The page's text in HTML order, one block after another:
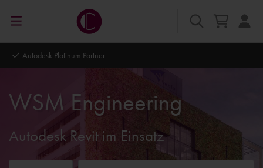
Autodesk Platinum Partner
WSM Engineering
Autodesk Revit im Einsatz